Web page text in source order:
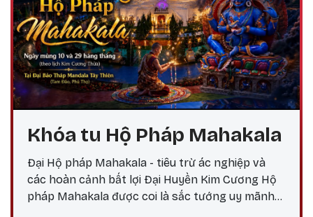
Khóa tu Hộ Pháp Mahakala
Đại Hộ pháp Mahakala - tiêu trừ ác nghiệp và
các hoàn cảnh bất lợi Đại Huyền Kim Cương Hộ
pháp Mahakala được coi là sắc tướng uy mãnh